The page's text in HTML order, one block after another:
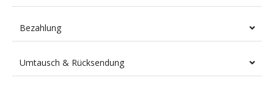
Bezahlung
Umtausch & Rücksendung